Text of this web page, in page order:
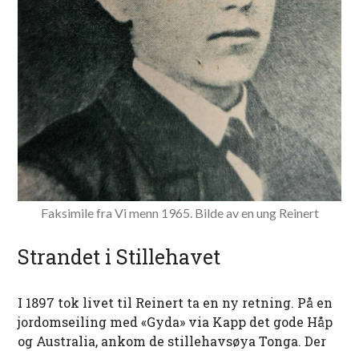
Faksimile fra Vi menn 1965. Bilde av en ung Reinert
Strandet i Stillehavet
I 1897 tok livet til Reinert ta en ny retning. På en
jordomseiling med «Gyda» via Kapp det gode Håp
og Australia, ankom de stillehavsøya Tonga. Der